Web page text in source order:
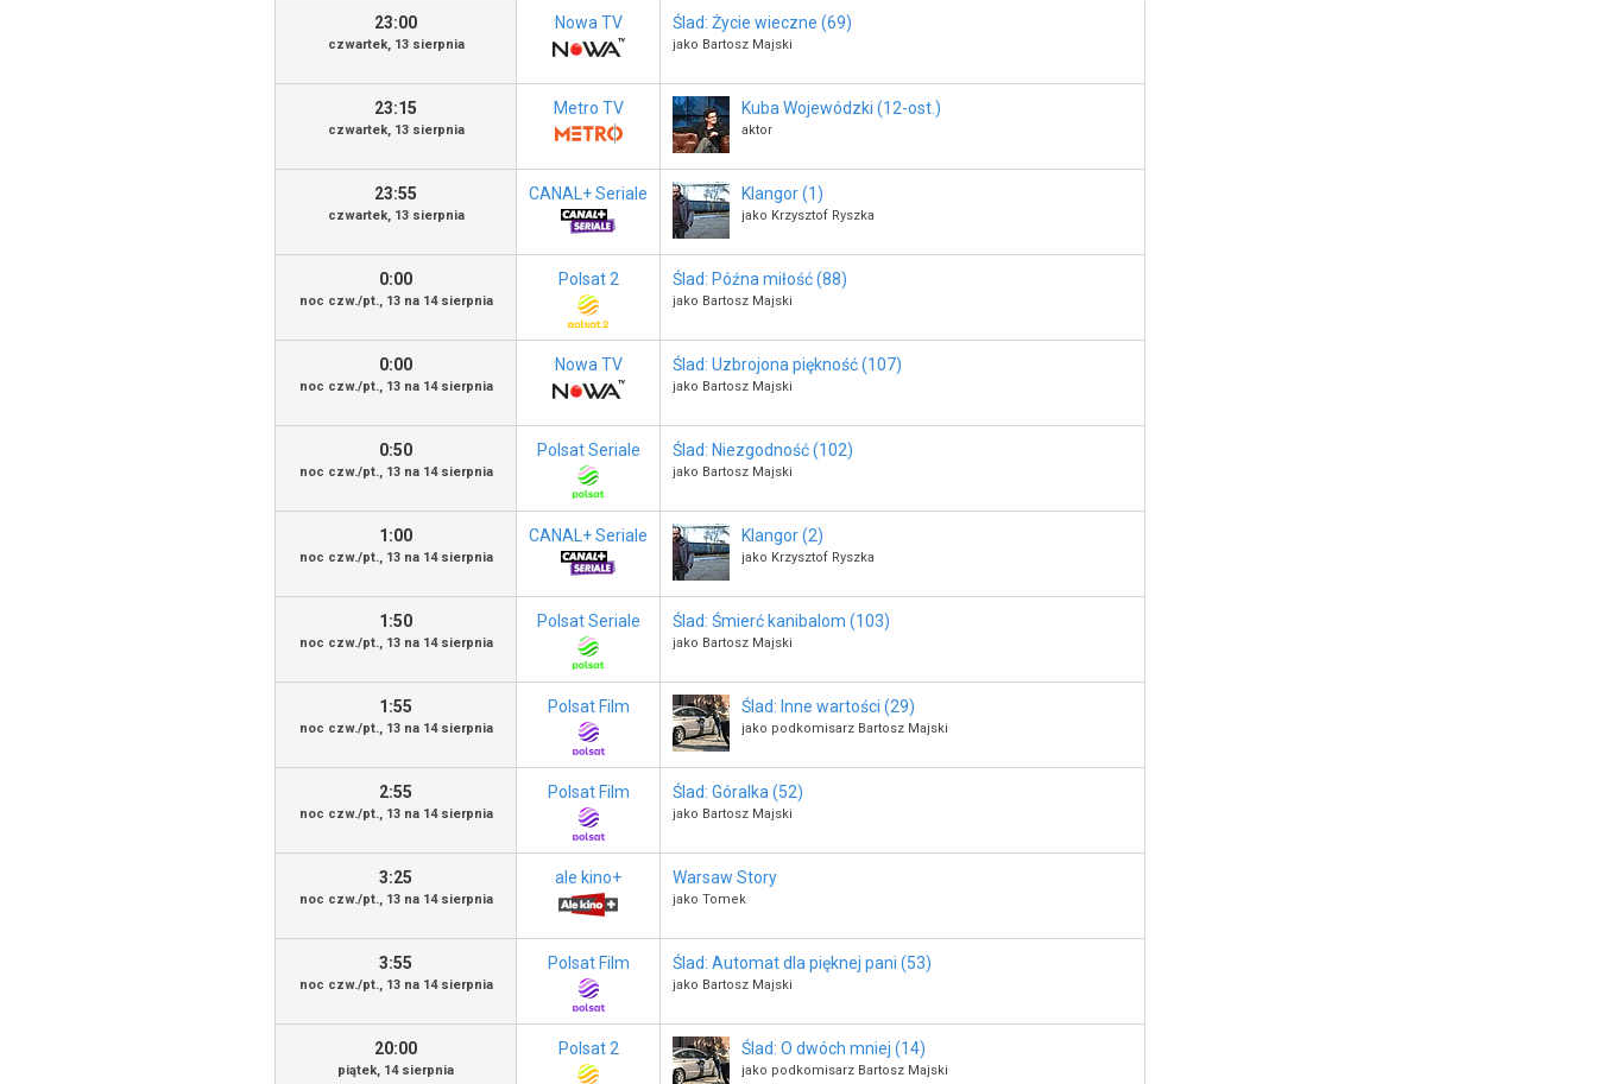
23:00
czwartek, 13 sierpnia
Nowa TV Ślad: Życie wieczne (69)
jako Bartosz Majski
23:15
czwartek, 13 sierpnia
Metro TV Kuba Wojewódzki (12-ost.)
aktor
23:55
czwartek, 13 sierpnia
CANAL+ Seriale Klangor (1)
jako Krzysztof Ryszka
0:00
noc czw./pt., 13 na 14 sierpnia
Polsat 2 Ślad: Późna miłość (88)
jako Bartosz Majski
0:00
noc czw./pt., 13 na 14 sierpnia
Nowa TV Ślad: Uzbrojona piękność (107)
jako Bartosz Majski
0:50
noc czw./pt., 13 na 14 sierpnia
Polsat Seriale Ślad: Niezgodność (102)
jako Bartosz Majski
1:00
noc czw./pt., 13 na 14 sierpnia
CANAL+ Seriale Klangor (2)
jako Krzysztof Ryszka
1:50
noc czw./pt., 13 na 14 sierpnia
Polsat Seriale Ślad: Śmierć kanibalom (103)
jako Bartosz Majski
1:55
noc czw./pt., 13 na 14 sierpnia
Polsat Film Ślad: Inne wartości (29)
jako podkomisarz Bartosz Majski
2:55
noc czw./pt., 13 na 14 sierpnia
Polsat Film Ślad: Góralka (52)
jako Bartosz Majski
3:25
noc czw./pt., 13 na 14 sierpnia
ale kino+ Warsaw Story
jako Tomek
3:55
noc czw./pt., 13 na 14 sierpnia
Polsat Film Ślad: Automat dla pięknej pani (53)
jako Bartosz Majski
20:00
piątek, 14 sierpnia
Polsat 2 Ślad: O dwóch mniej (14)
jako podkomisarz Bartosz Majski